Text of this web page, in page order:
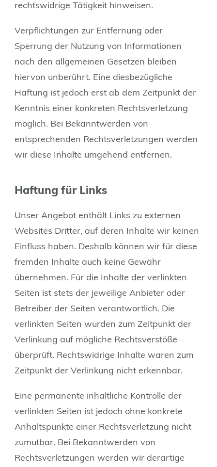
rechtswidrige Tätigkeit hinweisen.
Verpflichtungen zur Entfernung oder
Sperrung der Nutzung von Informationen
nach den allgemeinen Gesetzen bleiben
hiervon unberührt. Eine diesbezügliche
Haftung ist jedoch erst ab dem Zeitpunkt der
Kenntnis einer konkreten Rechtsverletzung
möglich. Bei Bekanntwerden von
entsprechenden Rechtsverletzungen werden
wir diese Inhalte umgehend entfernen.
Haftung für Links
Unser Angebot enthält Links zu externen
Websites Dritter, auf deren Inhalte wir keinen
Einfluss haben. Deshalb können wir für diese
fremden Inhalte auch keine Gewähr
übernehmen. Für die Inhalte der verlinkten
Seiten ist stets der jeweilige Anbieter oder
Betreiber der Seiten verantwortlich. Die
verlinkten Seiten wurden zum Zeitpunkt der
Verlinkung auf mögliche Rechtsverstöße
überprüft. Rechtswidrige Inhalte waren zum
Zeitpunkt der Verlinkung nicht erkennbar.
Eine permanente inhaltliche Kontrolle der
verlinkten Seiten ist jedoch ohne konkrete
Anhaltspunkte einer Rechtsverletzung nicht
zumutbar. Bei Bekanntwerden von
Rechtsverletzungen werden wir derartige